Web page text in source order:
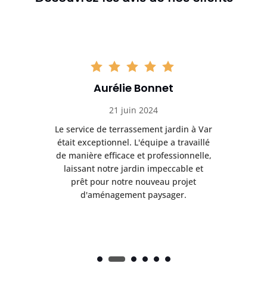
Aurélie Bonnet
21 juin 2024
Le service de terrassement jardin à Var
était exceptionnel. L'équipe a travaillé
de manière efficace et professionnelle,
laissant notre jardin impeccable et
prêt pour notre nouveau projet
d'aménagement paysager.